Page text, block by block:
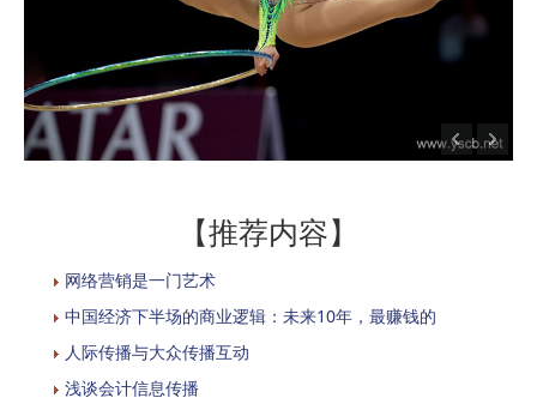
【推荐内容】
网络营销是一门艺术
中国经济下半场的商业逻辑：未来10年，最赚钱的
人际传播与大众传播互动
浅谈会计信息传播